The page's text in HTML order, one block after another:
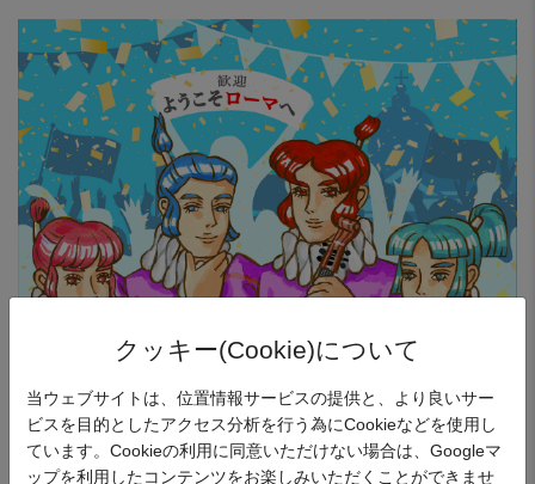
次は、1585年のローマに到着。
セミナリヨで会った4人の生徒たち、パレードで本当にアイ
クッキー(Cookie)について
当ウェブサイトは、位置情報サービスの提供と、より良いサー
ビスを目的としたアクセス分析を行う為にCookieなどを使用し
ています。Cookieの利用に同意いただけない場合は、Googleマ
ップを利用したコンテンツをお楽しみいただくことができませ